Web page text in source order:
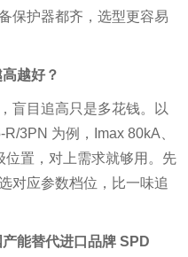
保护器都齐，选型更容易
越好？
盲目追高只是多花钱。以
3PN 为例，Imax 80kA、
位置，对上需求就够用。先
对应参数档位，比一味追
能替代进口品牌 SPD